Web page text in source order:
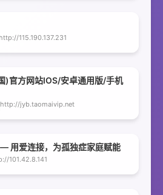
http://115.190.137.231
)官方网站IOS/安卓通用版/手机
http://jyb.taomaivip.net
用爱连接，为孤独症家庭赋能
101.42.8.141